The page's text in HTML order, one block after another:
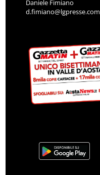
Daniele Fimiano
d.fimiano@lgpresse.com